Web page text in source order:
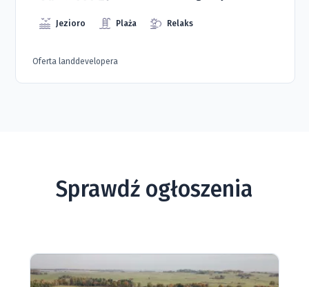
Jezioro Plaża Relaks
Oferta landdevelopera
Sprawdź ogłoszenia